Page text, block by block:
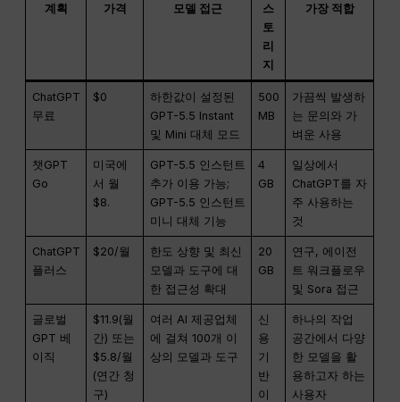
계획 가격 모델 접근
스
토
리
지
가장 적합
ChatGPT
무료
$0
하한값이 설정된
GPT-5.5 Instant
및 Mini 대체 모드
500
MB
가끔씩 발생하
는 문의와 가
벼운 사용
챗GPT
Go
미국에
서 월
$8.
GPT-5.5 인스턴트
추가 이용 가능;
GPT-5.5 인스턴트
미니 대체 기능
4
GB
일상에서
ChatGPT를 자
주 사용하는
것
ChatGPT
플러스
$20/월
한도 상향 및 최신
모델과 도구에 대
한 접근성 확대
20
GB
연구, 에이전
트 워크플로우
및 Sora 접근
글로벌
GPT 베
이직
$11.9(월
간) 또는
$5.8/월
(연간 청
구)
여러 AI 제공업체
에 걸쳐 100개 이
상의 모델과 도구
신
용
기
반
이
하나의 작업
공간에서 다양
한 모델을 활
용하고자 하는
사용자